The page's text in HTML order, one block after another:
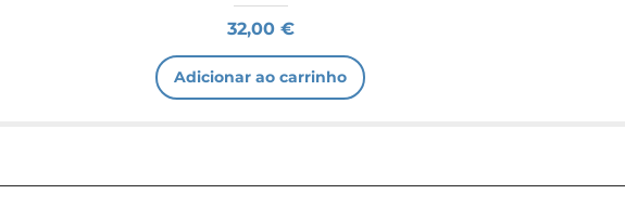
Preço
32,00 €
Adicionar ao carrinho